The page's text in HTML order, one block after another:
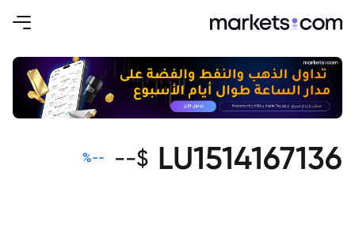
LU1514167136
$
--
--
%